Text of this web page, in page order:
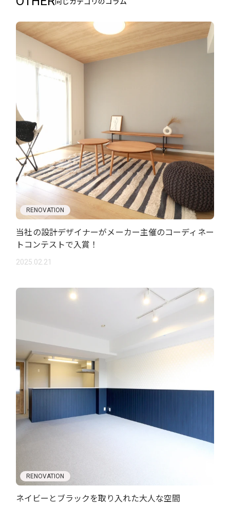
RENOVATION
当社の設計デザイナーがメーカー主催のコーディネー
トコンテストで入賞！
2025.02.21
RENOVATION
ネイビーとブラックを取り入れた大人な空間